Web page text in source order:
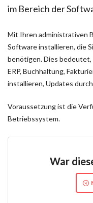
im Bereich der
Mit Ihren administrativen
Software installieren, die
benötigen.Dies bedeutet,
ERP, Buchhaltung,
installieren, Updates
Voraussetzung ist die
Betriebssystem.
War